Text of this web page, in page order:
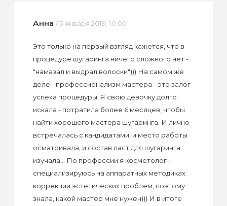
Режим
работы:
Анна / 5 января 2019, 10:00
Это только на первый взгляд кажется, что в
процедуре шугаринга ничего сложного нет -
"намазал и выдрал волоски"))) На самом же
деле - профессионализм мастера - это залог
успеха процедуры. Я свою девочку долго
искала - потратила более 6 месяцев, чтобы
найти хорошего мастера шугаринга. И лично
встречалась с кандидатами, и место работы
осматривала, и состав паст для шугаринга
изучала... По профессии я косметолог -
специализируюсь на аппаратных методиках
коррекции эстетических проблем, поэтому
знала, какой мастер мне нужен))) И в итоге